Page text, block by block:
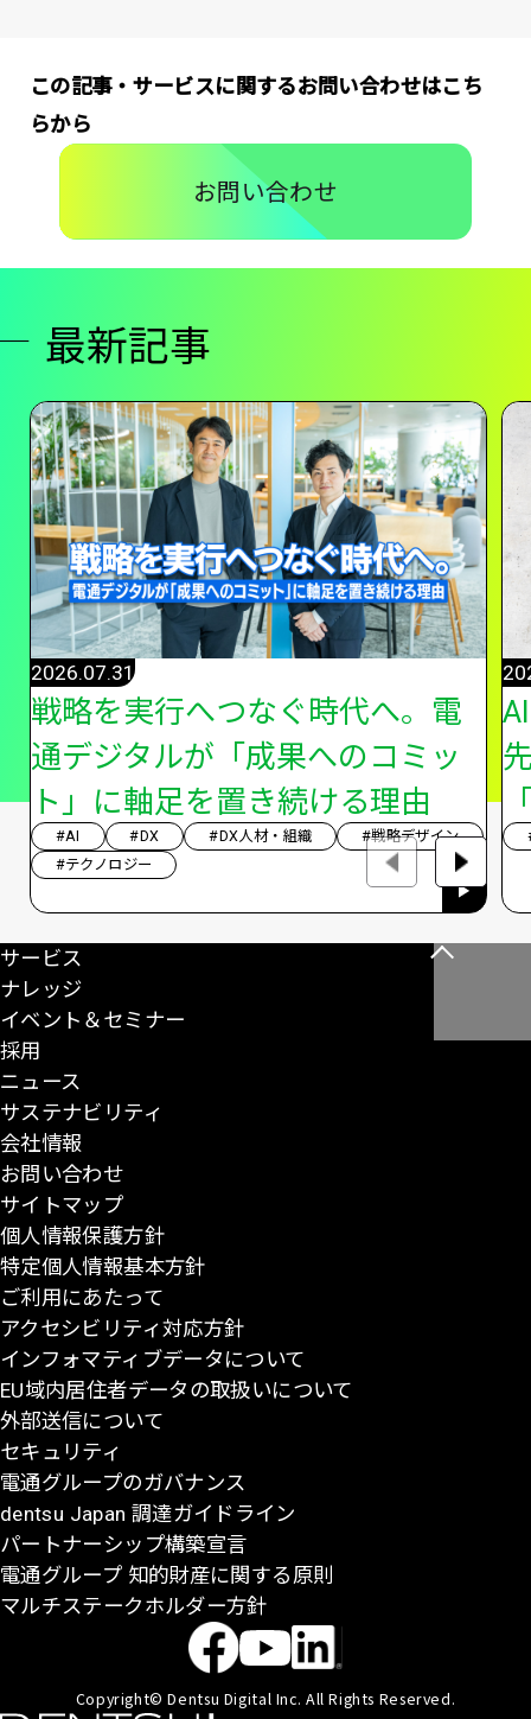
この記事・サービスに関するお問い合わせはこち
らから
お問い合わせ
最新記事
戦略を実行へつなぐ時代へ。電
通デジタルが「成果へのコミッ
ト」に軸足を置き続ける理由
2026.07.31
#AI #DX #DX人材・組織
#戦略デザイン
#テクノロジー
こ
サービス
ナレッジ
イベント＆セミナー
採用
ニュース
サステナビリティ
会社情報
お問い合わせ
サイトマップ
個人情報保護方針
特定個人情報基本方針
ご利用にあたって
アクセシビリティ対応方針
インフォマティブデータについて
EU域内居住者データの取扱いについて
外部送信について
セキュリティ
電通グループのガバナンス
dentsu Japan 調達ガイドライン
パートナーシップ構築宣言
電通グループ 知的財産に関する原則
マルチステークホルダー方針
Copyright© Dentsu Digital Inc. All Rights Reserved.